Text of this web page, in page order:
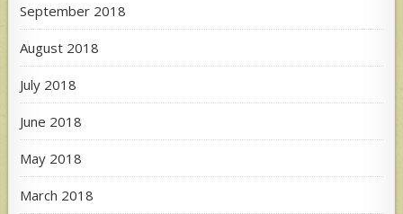
September 2018
August 2018
July 2018
June 2018
May 2018
March 2018